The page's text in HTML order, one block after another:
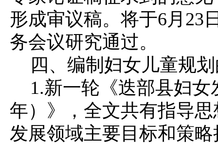
形成审议稿。将于6月23
务会议研究通过。
四、编制妇女儿童规
1.新一轮《迭部县妇女
年）》，全文共有指导
发展领域主要目标和策